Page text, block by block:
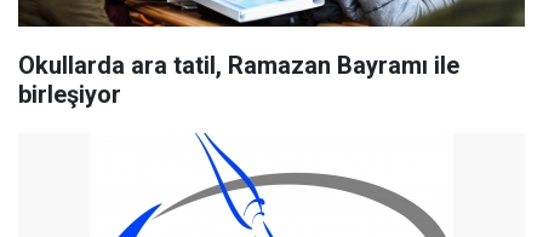
Okullarda ara tatil, Ramazan Bayramı ile
birleşiyor